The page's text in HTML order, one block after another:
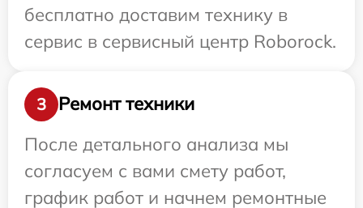
бесплатно доставим технику в
сервис в сервисный центр Roborock.
3
Ремонт техники
После детального анализа мы
согласуем с вами смету работ,
график работ и начнем ремонтные